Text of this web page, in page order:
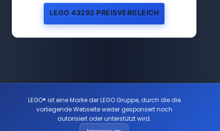
LEGO 43292 PREISVERGLEICH
LEGO® ist eine Marke der LEGO Gruppe, durch die die
vorliegende Webseite weder gesponsert noch
autorisiert oder unterstützt wird.